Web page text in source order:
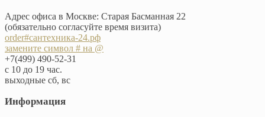
Адрес офиса в Москве: Старая Басманная 22
(обязательно согласуйте время визита)
order#сантехника-24.рф
замените символ # на @
+7(499) 490-52-31
с 10 до 19 час.
выходные сб, вс
Информация